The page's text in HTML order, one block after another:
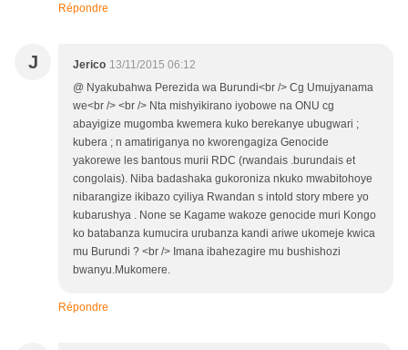
Répondre
J Jerico 13/11/2015 06:12
@ Nyakubahwa Perezida wa Burundi<br /> Cg Umujyanama
we<br /> <br /> Nta mishyikirano iyobowe na ONU cg
abayigize mugomba kwemera kuko berekanye ubugwari ;
kubera ; n amatiriganya no kworengagiza Genocide
yakorewe les bantous murii RDC (rwandais .burundais et
congolais). Niba badashaka gukoroniza nkuko mwabitohoye
nibarangize ikibazo cyiliya Rwandan s intold story mbere yo
kubarushya . None se Kagame wakoze genocide muri Kongo
ko batabanza kumucira urubanza kandi ariwe ukomeje kwica
mu Burundi ? <br /> Imana ibahezagire mu bushishozi
bwanyu.Mukomere.
Répondre